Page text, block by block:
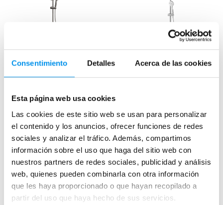
Consentimiento Detalles Acerca de las cookies
Esta página web usa cookies
Las cookies de este sitio web se usan para personalizar
el contenido y los anuncios, ofrecer funciones de redes
sociales y analizar el tráfico. Además, compartimos
información sobre el uso que haga del sitio web con
nuestros partners de redes sociales, publicidad y análisis
web, quienes pueden combinarla con otra información
que les haya proporcionado o que hayan recopilado a
partir del uso que haya hecho de sus servicios.
Grifería y conjuntos de
Termostático
288,02€ 348,48€
desde 96,01€/mes
+ 2 COLORES DISPONIBLES
Ver opciones ›
Conjunto de ducha Lluvibath
Termostático con barra extensible
171,14€ 251,68€
desde 57,05€/mes
Ver opciones›